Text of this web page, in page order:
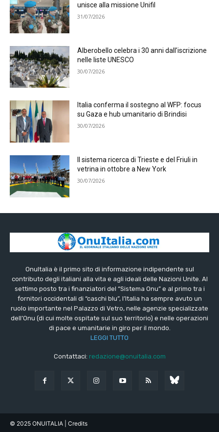
unisce alla missione Unifil
31/07/2026
Alberobello celebra i 30 anni dall’iscrizione
nelle liste UNESCO
30/07/2026
Italia conferma il sostegno al WFP: focus
su Gaza e hub umanitario di Brindisi
30/07/2026
Il sistema ricerca di Trieste e del Friuli in
vetrina in ottobre a New York
30/07/2026
OnuItalia è il primo sito di informazione indipendente sul
contributo degli italiani alla vita e agli ideali delle Nazioni Unite. Al
settimo posto tra i finanziatori del “Sistema Onu” e al primo tra i
fornitori occidentali di “caschi blu”, l’Italia ha sempre avuto un
ruolo importante nel Palazzo di Vetro, nelle agenzie specializzate
dell’Onu (di cui molte ospitate sul suo territorio) e nelle operazioni
di pace e umanitarie in giro per il mondo.
LEGGI TUTTO
Contattaci: redazione@onuitalia.com
© 2025 ONUITALIA | Credits